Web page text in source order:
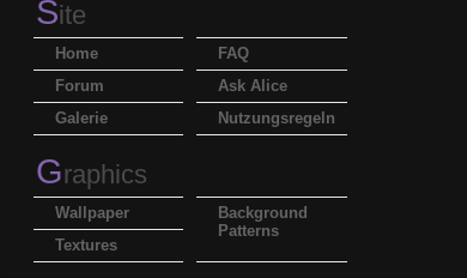
Site
FAQ
Ask Alice
Nutzungsregeln
Home
Forum
Galerie
Graphics
Background
Patterns
Wallpaper
Textures